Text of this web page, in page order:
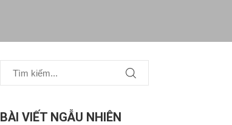
BÀI VIẾT NGẪU NHIÊN